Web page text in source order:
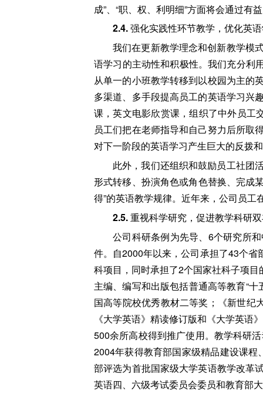
成”、“职、权、利明细”方面将会通过
2.4.强化实践性环节教学，优化英
我们在更新教学理念和创新教学模
语学习的主动性和积极性。我们充分利
从单一的小班教学转移到以校园为主的
多渠道、多手段提高员工的英语学习兴
课，英文电影欣赏课，组织了中外员工
员工们把在老师指导和自己努力后所取
对下一阶段的英语学习产生巨大的反拨
此外，我们还组织和鼓励员工社团
形式转移、扮演角色或角色替换、完成
得”的英语教学规律。近年来，公司员
2.5.重视科学研究，促进教学科研
公司科研条例为先导、6个研究所
件。自2000年以来，公司承担了43个
科项目，同时承担了2个国家社科子项
主编、编写和出版包括普通高等教育“
国高等院校优秀教材二等奖；《新世纪
《大学英语》精读修订版和《大学英
500余所高校得到推广使用。教学科研
2004年获得教育部国家级精品建设课
部评选为首批国家级大学英语教学改革
英语四、六级考试委员会委员和教育部